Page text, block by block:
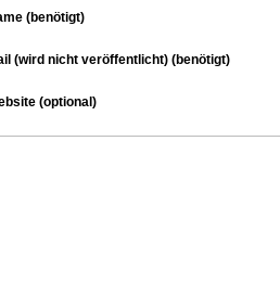
(benötigt)
(wird nicht veröffentlicht) (benötigt)
(optional)